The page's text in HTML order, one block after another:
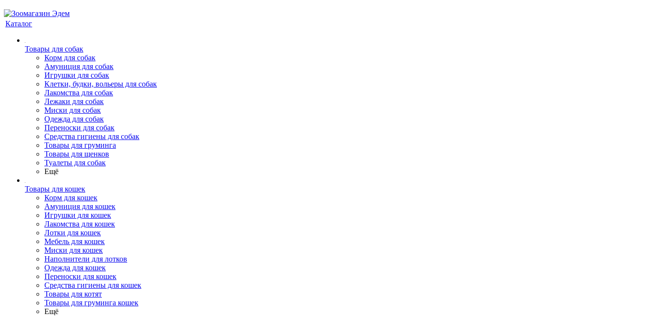
Каталог
Товары для собак
Корм для собак
Амуниция для собак
Игрушки для собак
Клетки, будки, вольеры для собак
Лакомства для собак
Лежаки для собак
Миски для собак
Одежда для собак
Переноски для собак
Средства гигиены для собак
Товары для груминга
Товары для щенков
Туалеты для собак
Ещё
Товары для кошек
Корм для кошек
Амуниция для кошек
Игрушки для кошек
Лакомства для кошек
Лотки для кошек
Мебель для кошек
Миски для кошек
Наполнители для лотков
Одежда для кошек
Переноски для кошек
Средства гигиены для кошек
Товары для котят
Товары для груминга кошек
Ещё